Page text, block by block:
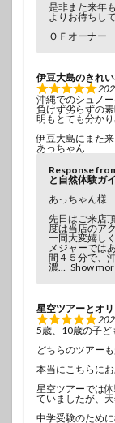
是非また来年
よりお待ちし
ＯＦオーナー
伊豆大島のきれ
沖縄でのシュノ
負けず劣らずの
明もとても分か
伊豆大島にまた
あっちゃん
Response
と自然体験ガ
あっちゃん様
先日はご来店
度は当店のア
一同大変嬉し
メジャーでは
間４５分で、
濃
Show
星空ツアーとオ
5歳、10歳の子ど
どちらのツアー
本当にこちらに
星空ツアーでは
ていましたが、
中学受験のため